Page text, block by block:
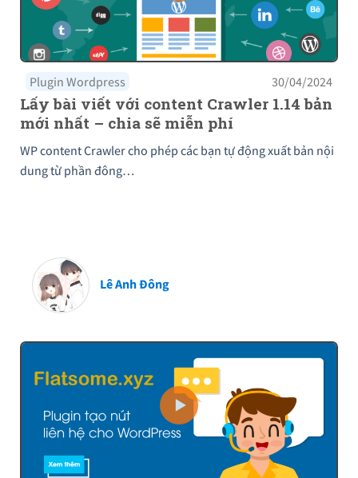
Plugin Wordpress 30/04/2024
Lấy bài viết với content Crawler 1.14 bản
mới nhất – chia sẽ miễn phí
WP content Crawler cho phép các bạn tự động xuất bản nội
dung từ phần đông…
Lê Anh Đông